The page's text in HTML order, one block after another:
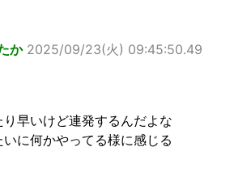
か 2025/09/23(火) 09:45:50.49
早いけど連発するんだよな
に何かやってる様に感じる